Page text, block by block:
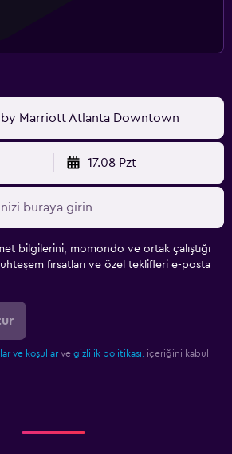
by Marriott Atlanta Downtown
17.08 Pzt
bilgilerini, momondo ve ortak çalıştığı
fırsatları ve özel teklifleri e-posta
ve koşullar ve gizlilik politikası.
içeriğini kabul